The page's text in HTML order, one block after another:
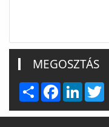
MEGOSZTÁS
Share Facebook